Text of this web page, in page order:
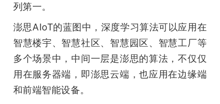
列第一。
澎思AIoT的蓝图中，深度学习算法可以应用在
智慧楼宇、智慧社区、智慧园区、智慧工厂等
多个场景中，中间一层是澎思的算法，不仅仅
用在服务器端，即澎思云端，也应用在边缘端
和前端智能设备。